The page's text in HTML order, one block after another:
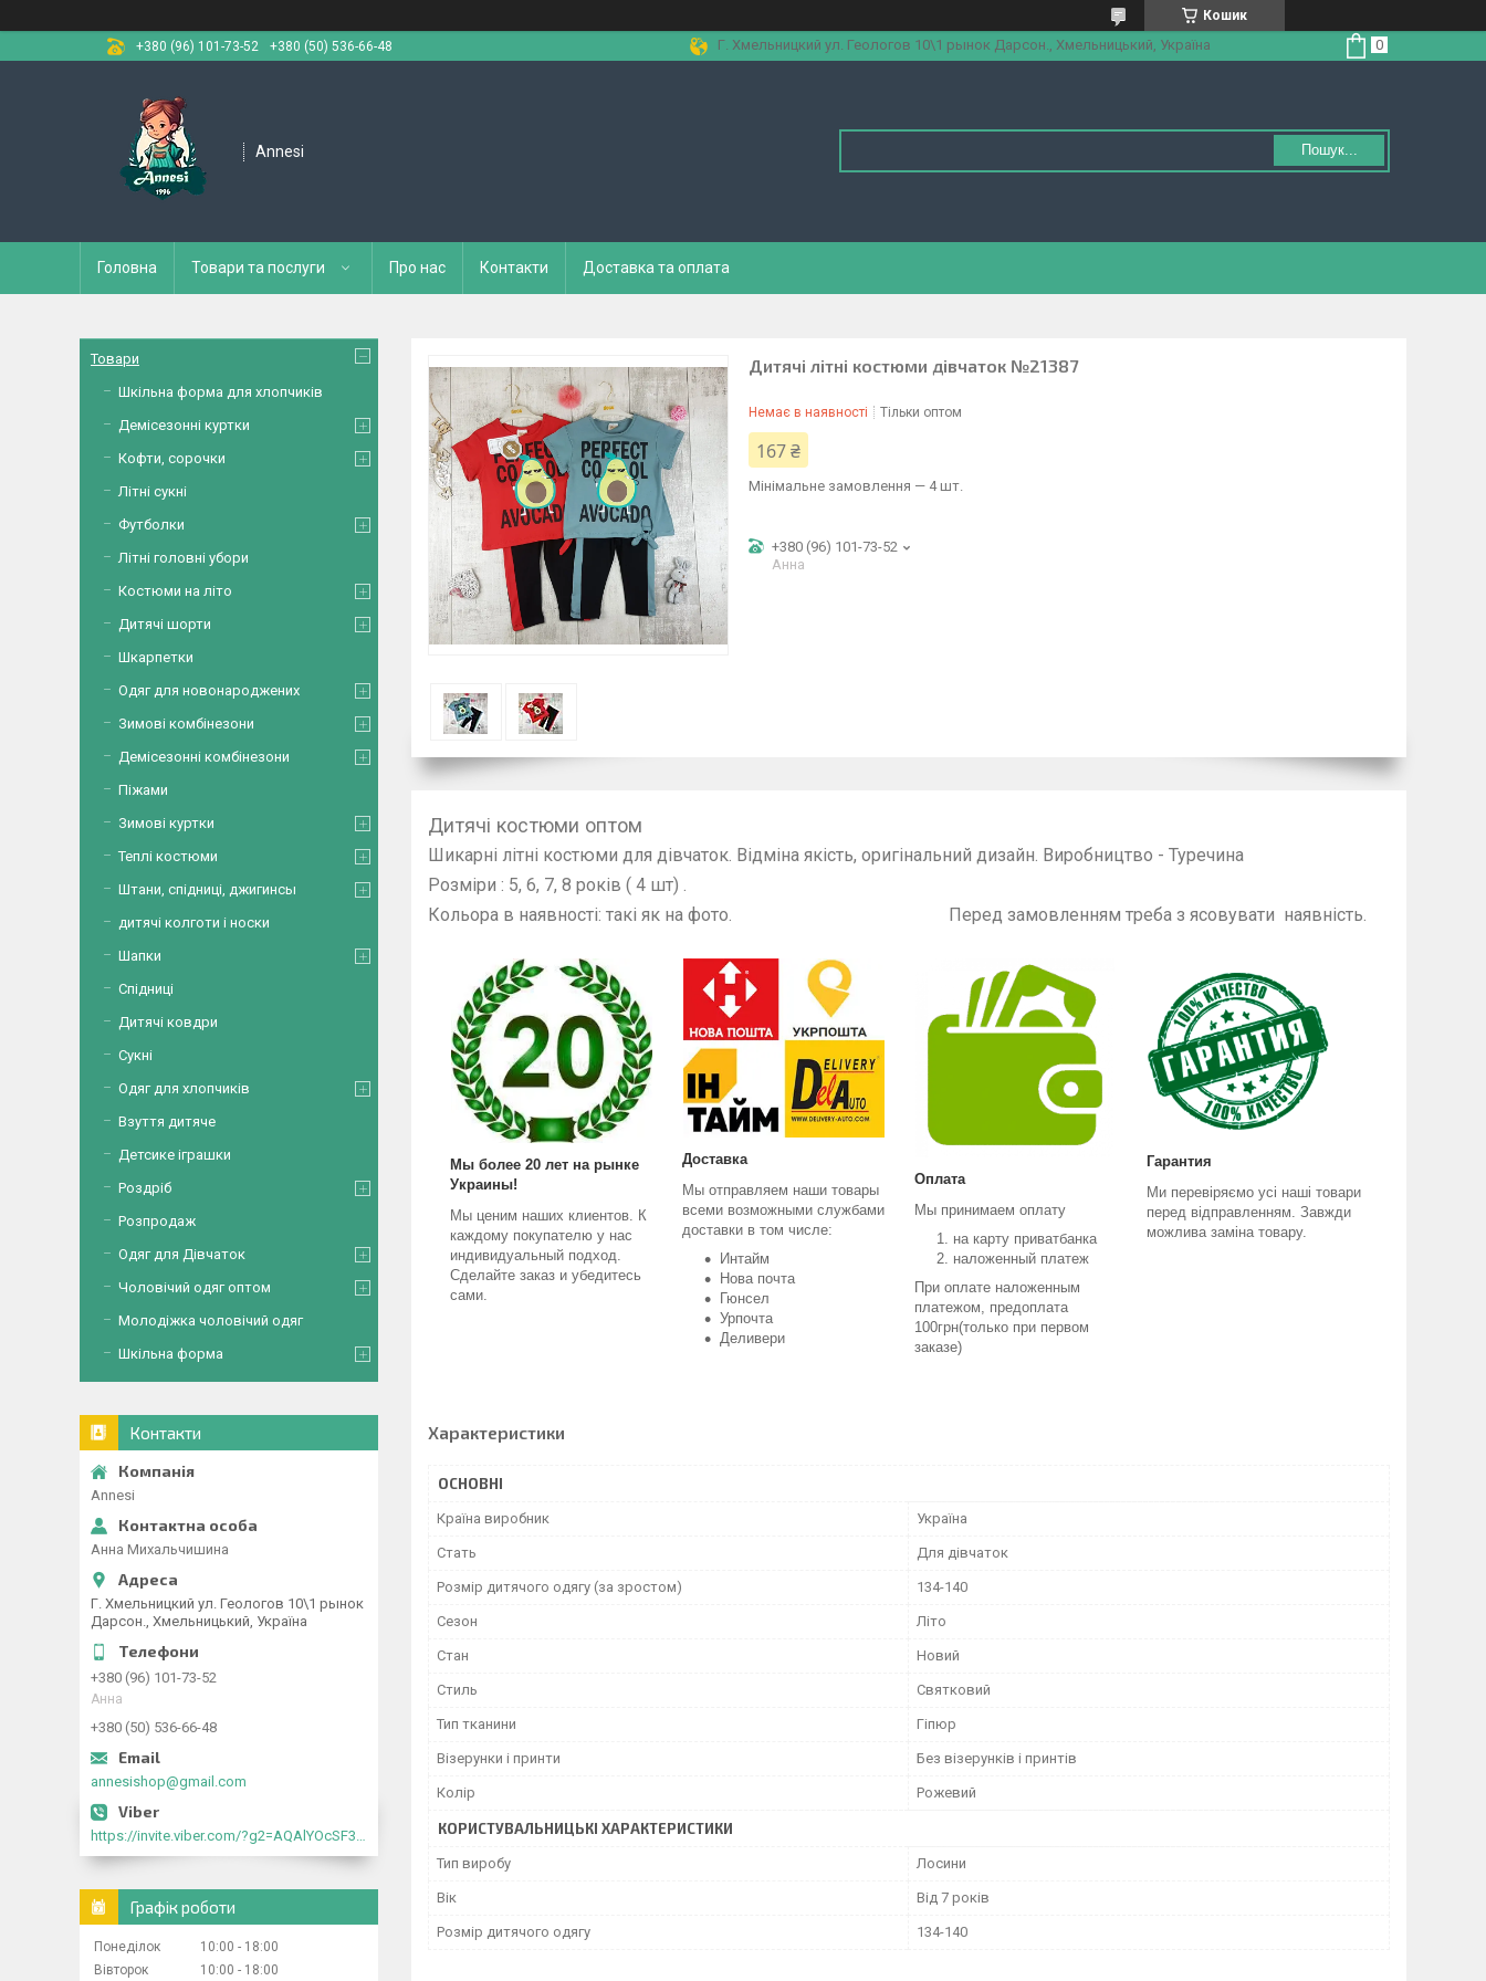
Кошик
+380 (96) 101-73-52
+380 (50) 536-66-48 Г. Хмельницкий ул. Геологов 10\1 рынок Дарсон., Хмельницький, Україна
Annesi Пошук...
Головна Товари та послуги Про нас Контакти Доставка та оплата
Дитячі літні костюми дівчаток №21387
Немає в наявності Тільки оптом
167 ₴
Мінімальне замовлення — 4 шт.
+380 (96) 101-73-52
Анна
Дитячі костюми оптом
Шикарні літні костюми для дівчаток. Відміна якість, оригінальний дизайн. Виробництво - Туречина
Розміри : 5, 6, 7, 8 років ( 4 шт) .
Кольора в наявності: такі як на фото. Перед замовленням треба з ясовувати наявність.
Мы более 20 лет на рынке
Украины!
Мы ценим наших клиентов. К
каждому покупателю у нас
индивидуальный подход.
Сделайте заказ и убедитесь
сами.
Доставка
Мы отправляем наши товары
всеми возможными службами
доставки в том числе:
Интайм
Нова почта
Гюнсел
Урпочта
Деливери
Оплата
Мы принимаем оплату
на карту приватбанка
наложенный платеж
При оплате наложенным
платежом, предоплата
100грн(только при первом
заказе)
Гарантия
Ми перевіряємо усі наші товари
перед відправленням. Завжди
можлива заміна товару.
Характеристики
ОСНОВНІ
Країна виробник Україна
Стать Для дівчаток
Розмір дитячого одягу (за зростом) 134-140
Сезон Літо
Стан Новий
Стиль Святковий
Тип тканини Гіпюр
Візерунки і принти Без візерунків і принтів
Колір Рожевий
КОРИСТУВАЛЬНИЦЬКІ ХАРАКТЕРИСТИКИ
Тип виробу Лосини
Вік Від 7 років
Розмір дитячого одягу 134-140
Товари
Шкільна форма для хлопчиків
Демісезонні куртки
Кофти, сорочки
Літні сукні
Футболки
Літні головні убори
Костюми на літо
Дитячі шорти
Шкарпетки
Одяг для новонароджених
Зимові комбінезони
Демісезонні комбінезони
Піжами
Зимові куртки
Теплі костюми
Штани, спідниці, джигинсы
дитячі колготи і носки
Шапки
Спідниці
Дитячі ковдри
Сукні
Одяг для хлопчиків
Взуття дитяче
Детсике іграшки
Роздріб
Розпродаж
Одяг для Дівчаток
Чоловічий одяг оптом
Молодіжка чоловічий одяг
Шкільна форма
Контакти
Annesi
Анна Михальчишина
Г. Хмельницкий ул. Геологов 10\1 рынок
Дарсон., Хмельницький, Україна
+380 (96) 101-73-52
Анна
+380 (50) 536-66-48
annesishop@gmail.com
https://invite.viber.com/?g2=AQAlYOcSF30rb0kdJdojYDWtk4sNE5eWPg2Om5jJmRlpJwnTwfwnCzMMxer2vioZ"
Графік роботи
Понеділок 10:00
18:00
Вівторок
10:00 18:00